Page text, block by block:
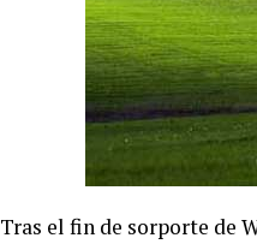
Tras el fin de sorporte de